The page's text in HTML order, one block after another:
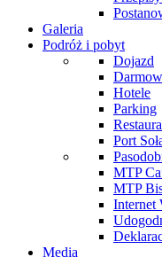
Galeria
Podróż i pobyt
Dojazd
Hotele
Parking
Port
MTP
MTP
Internet
Media